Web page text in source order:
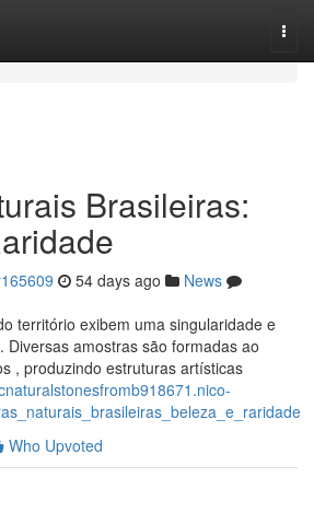
Brasileiras:
54 days ago
News
território exibem uma singularidade e
Diversas amostras são formadas ao
, produzindo estruturas artísticas
Who Upvoted